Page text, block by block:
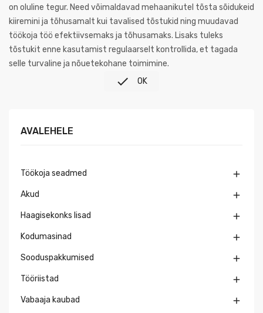
on oluline tegur. Need võimaldavad mehaanikutel tõsta sõidukeid
kiiremini ja tõhusamalt kui tavalised tõstukid ning muudavad
töökoja töö efektiivsemaks ja tõhusamaks. Lisaks tuleks
tõstukit enne kasutamist regulaarselt kontrollida, et tagada
selle turvaline ja nõuetekohane toimimine.
 OK
AVALEHELE
Töökoja seadmed 
Akud 
Haagisekonks lisad 
Kodumasinad 
Sooduspakkumised 
Tööriistad 
Vabaaja kaubad 